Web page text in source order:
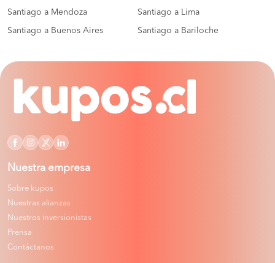
Santiago a Mendoza Santiago a Lima
Santiago a Buenos Aires Santiago a Bariloche
Nuestra empresa
Sobre kupos
Nuestras alianzas
Nuestros inversionistas
Prensa
Contáctanos